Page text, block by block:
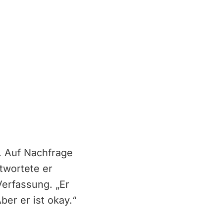
Auf Nachfrage
er
„Er
er ist okay.“